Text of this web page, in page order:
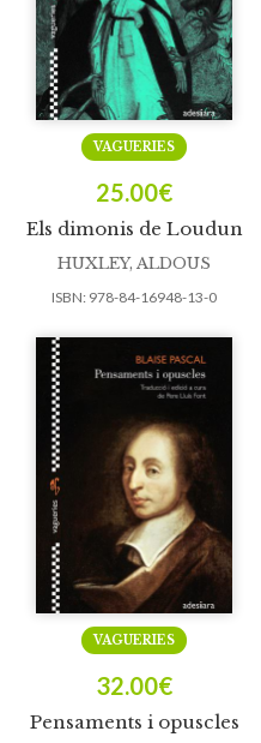
Els dimonis de Loudun
VAGUERIES
25.00€
HUXLEY, ALDOUS
ISBN: 978-84-16948-13-0
Pensaments i opuscles
VAGUERIES
32.00€